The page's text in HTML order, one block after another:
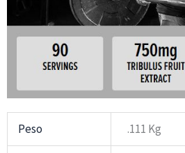
Peso .111 Kg